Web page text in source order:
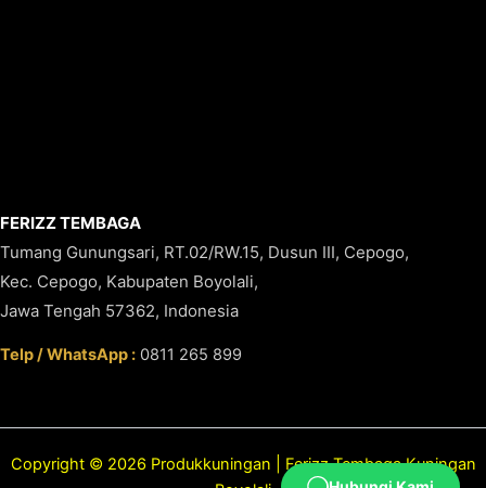
FERIZZ TEMBAGA
Tumang Gunungsari, RT.02/RW.15, Dusun III, Cepogo,
Kec. Cepogo, Kabupaten Boyolali,
Jawa Tengah 57362, Indonesia
Telp / WhatsApp : 0811 265 899
Copyright © 2026 Produkkuningan | Ferizz Tembaga Kuningan